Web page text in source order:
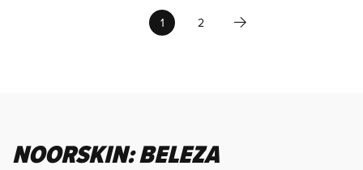
PáginaVocê esta lendo a pagina
1 Página
2 Página
Próximo
NOORSKIN: BELEZA